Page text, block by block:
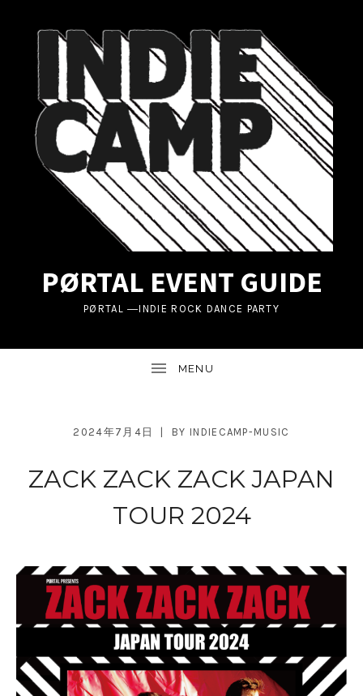
PØRTAL EVENT GUIDE
PØRTAL ―INDIE ROCK DANCE PARTY
ZACK ZACK ZACK JAPAN
TOUR 2024
2024年7月4日 BY INDIECAMP-MUSIC